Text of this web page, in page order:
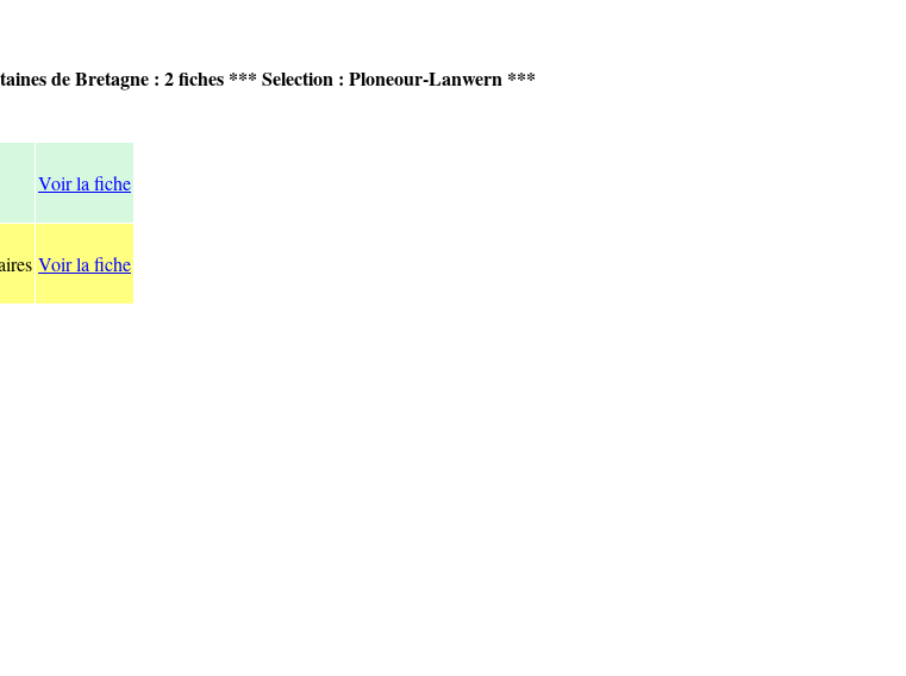
de Bretagne : 2 fiches *** Selection : Ploneour-Lanwern ***
Voir la fiche
Voir la fiche